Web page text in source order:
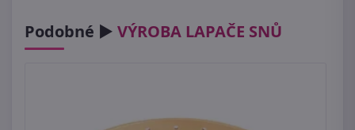
Podobné ► VÝROBA LAPAČE SNŮ